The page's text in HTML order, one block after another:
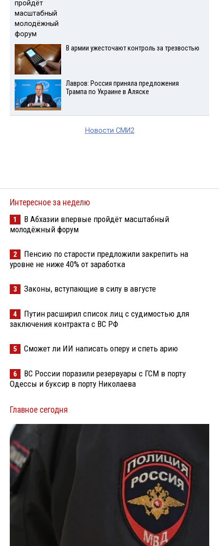
В армии ужесточают контроль за трезвостью
Лавров: Россия приняла предложения
Трампа по Украине в Аляске
Новости СМИ2
Интересное за неделю
1
В Абхазии впервые пройдёт масштабный
молодёжный форум
2
Пенсию по старости предложили закрепить на
уровне не ниже 40% от заработка
3 Законы, вступающие в силу в августе
4
Путин расширил список лиц с судимостью для
заключения контракта с ВС РФ
5 Сможет ли ИИ написать оперу и спеть арию
6
ВС России поразили резервуары с ГСМ в порту
Одессы и буксир в порту Николаева
Главное сегодня